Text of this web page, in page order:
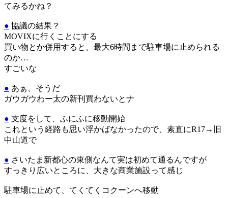
てみるかね？
● 協議の結果？
MOVIXに行くことにする
買い物とか併用すると、最大6時間まで駐車場に止められる
のか…
すごいな
● あぁ、そうだ
ガウガウわー太の新刊買わないとナ
● 支度をして、ふにふに移動開始
これという経路も思い浮かばなかったので、素直にR17→旧
中山道で
● さいたま新都心の東側なんて実は初めて通るんですが
すっきり広いところに、大きな商業施設って感じ
駐車場に止めて、てくてくコクーンへ移動